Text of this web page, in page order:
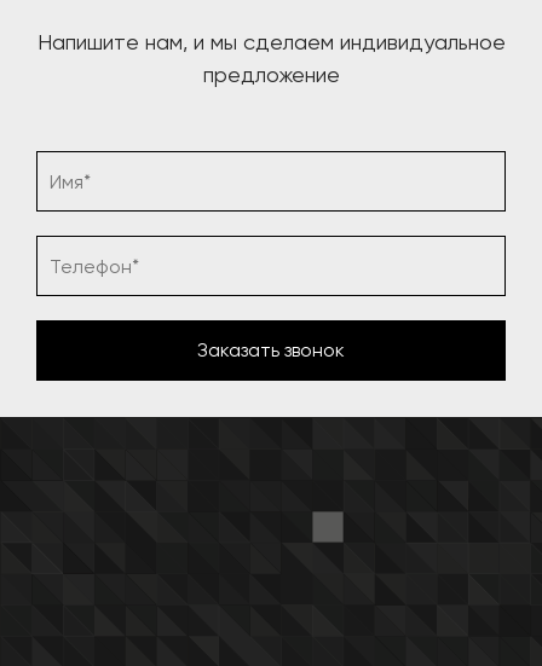
Напишите нам, и мы сделаем индивидуальное
предложение